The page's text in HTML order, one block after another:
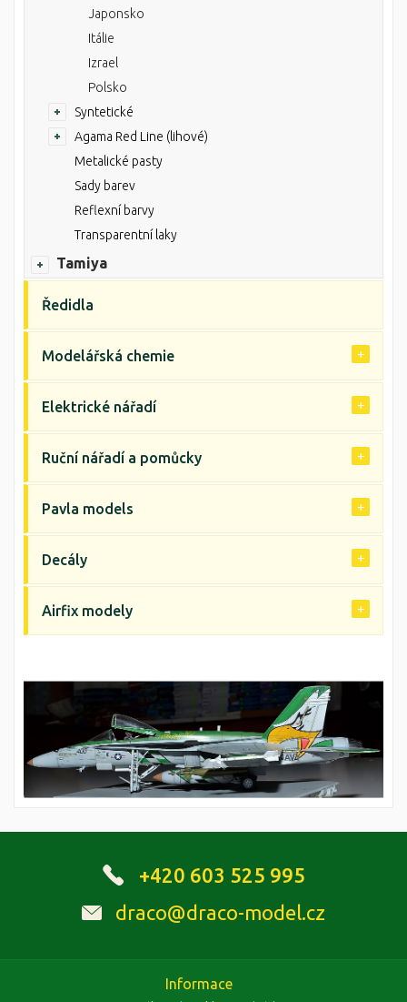
Japonsko
Itálie
Izrael
Polsko
Syntetické
Agama Red Line (lihové)
Metalické pasty
Sady barev
Reflexní barvy
Transparentní laky
Tamiya
Ředidla
Modelářská chemie
Elektrické nářadí
Ruční nářadí a pomůcky
Pavla models
Decály
Airfix modely
+420 603 525 995
draco@draco-model.cz
Informace